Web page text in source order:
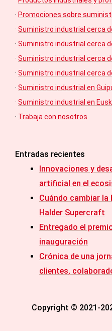
· Promociones sobre
· Suministro industrial cerca
· Suministro industrial cerca
· Suministro industrial cerca
· Suministro industrial cerca
· Suministro industrial en
· Suministro industrial en
· Trabaja con nosotros
Entradas recientes
Innovaciones y
artificial en el
Cuándo cambiar la
Halder Supercraft
Entregado el
inauguración
Crónica de una
clientes,
Copyright © 2021-